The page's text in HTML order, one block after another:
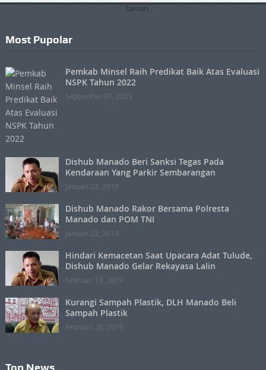
Most Pupolar
Pemkab Minsel Raih Predikat Baik Atas Evaluasi
NSPK Tahun 2022
September 07, 2023
Dishub Manado Beri Sanksi Tegas Pada
Kendaraan Yang Parkir Sembarangan
Januari 23, 2019
Dishub Manado Rakor Bersama Polresta
Manado dan POM TNI
Januari 22, 2019
Hindari Kemacetan Saat Upacara Adat Tulude,
Dishub Manado Gelar Rekayasa Lalin
Februari 13, 2019
Kurangi Sampah Plastik, DLH Manado Beli
Sampah Plastik
Februari 26, 2019
Top News